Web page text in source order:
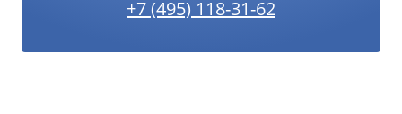
+7 (495) 118-31-62